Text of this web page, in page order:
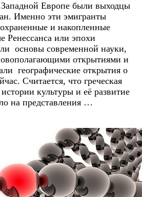
Европе были выходцы
Именно эти эмигранты
и накопленные
Ренессанса или эпохи
основы современной науки,
открытиями и
географические открытия о
Считается, что греческая
культуры и её развитие
на представления …